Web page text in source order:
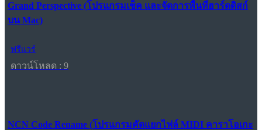
Grand Perspective (โปรแกรมเช็ค และจัดการพื้นที่ฮาร์ดดิสก์
บน Mac)
ฟรีแวร์
ดาวน์โหลด : 9
NCN Code Rename (โปรแกรมคัดแยกไฟล์ MIDI คาราโอเกะ